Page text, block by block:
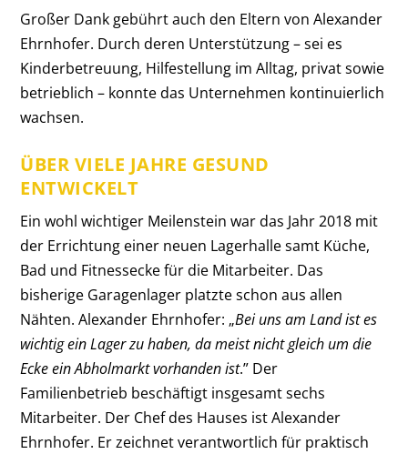
Großer Dank gebührt auch den Eltern von Alexander
Ehrnhofer. Durch deren Unterstützung – sei es
Kinderbetreuung, Hilfestellung im Alltag, privat sowie
betrieblich – konnte das Unternehmen kontinuierlich
wachsen.
ÜBER VIELE JAHRE GESUND
ENTWICKELT
Ein wohl wichtiger Meilenstein war das Jahr 2018 mit
der Errichtung einer neuen Lagerhalle samt Küche,
Bad und Fitnessecke für die Mitarbeiter. Das
bisherige Garagenlager platzte schon aus allen
Nähten. Alexander Ehrnhofer: „Bei uns am Land ist es
wichtig ein Lager zu haben, da meist nicht gleich um die
Ecke ein Abholmarkt vorhanden ist.” Der
Familienbetrieb beschäftigt insgesamt sechs
Mitarbeiter. Der Chef des Hauses ist Alexander
Ehrnhofer. Er zeichnet verantwortlich für praktisch